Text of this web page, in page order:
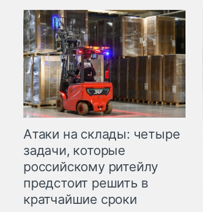
Атаки на склады: четыре
задачи, которые
российскому ритейлу
предстоит решить в
кратчайшие сроки